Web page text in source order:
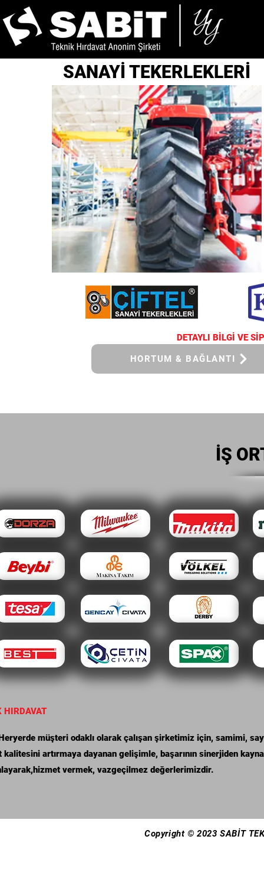
SANAYİ TEKERLEKLERİ
DETAYLI BİLGİ VE
HORTUM & BAĞLANTI
İŞ
HIRDAVAT
müşteri odaklı olarak çalışan şirketimiz için, samimi,
artırmaya dayanan gelişimle, başarının sinerjiden
vermek, vazgeçilmez değerlerimizdir.
Copyright © 2023 SABİT